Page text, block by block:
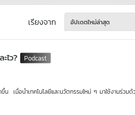
เรียงจาก อัปเดตใหม่ล่าสุด
งจีน ทำไมถูกและไว?
เมื่อนำเทคโนโลยีและนวัตกรรมใหม่ ๆ มาใช้งานร่วมด้